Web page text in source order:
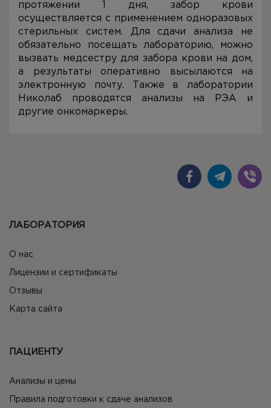
протяжении 1 дня, забор крови
осуществляется с применением одноразовых
стерильных систем. Для сдачи анализа не
обязательно посещать лабораторию, можно
вызвать медсестру для забора крови на дом,
а результаты оперативно высылаются на
электронную почту. Также в лаборатории
Николаб проводятся анализы на РЭА и
другие онкомаркеры.
ЛАБОРАТОРИЯ
О нас
Лицензии и сертификаты
Отзывы
Карта сайта
ПАЦИЕНТУ
Анализы и цены
Правила подготовки к сдаче анализов